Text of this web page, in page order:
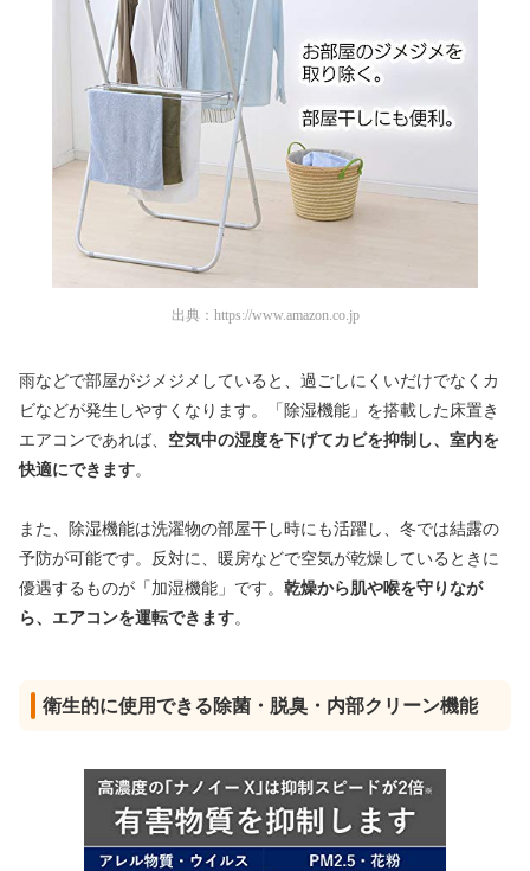
出典： https://www.amazon.co.jp
雨などで部屋がジメジメしていると、過ごしにくいだけでなくカ
ビなどが発生しやすくなります。「除湿機能」を搭載した床置き
エアコンであれば、 空気中の湿度を下げてカビを抑制し、室内を
快適にできます。
また、除湿機能は洗濯物の部屋干し時にも活躍し、冬では結露の
予防が可能です。反対に、暖房などで空気が乾燥しているときに
優遇するものが「加湿機能」です。 乾燥から肌や喉を守りなが
ら、エアコンを運転できます。
衛生的に使用できる除菌・脱臭・内部クリーン機能